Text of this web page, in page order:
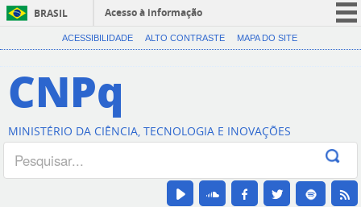
BRASIL
Acesso à informação
CORONAVÍRUS (COVID-19)
Canais
ACESSIBILIDADE ALTO CONTRASTE MAPA DO SITE
CNPq
MINISTÉRIO DA CIÊNCIA, TECNOLOGIA E INOVAÇÕES